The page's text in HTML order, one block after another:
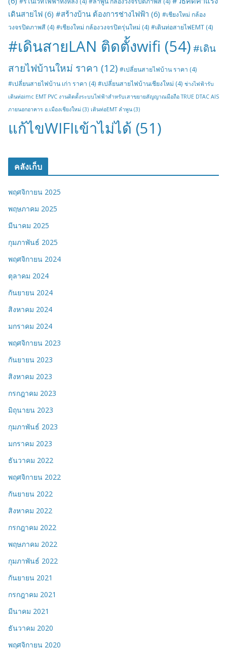
เดินสายไฟ (6) #สร้างบ้าน ต้องการช่างไฟฟ้า (6) #เชียงใหม่ กล้อง
วงจรปิดภาพสี (4) #เชียงใหม่ กล้องวงจรปิดรุ่นใหม่ (4) #เดินท่อสายไฟEMT (4)
#เดินสายLAN ติดตั้งwifi (54) #เดิน
สายไฟบ้านใหม่ ราคา (12) #เปลี่ยนสายไฟบ้าน ราคา (4)
#เปลี่ยนสายไฟบ้าน เก่า ราคา (4) #เปลี่ยนสายไฟบ้านเชียงใหม่ (4) ช่างไฟฟ้ารับ
เดินท่อimc EMT PVC งานติดตั้งระบบไฟฟ้าสำหรับเสาขยายสัญญาณมือถือ TRUE DTAC AIS
ภายนอกอาคาร อ.เมืองเชียงใหม่ (3) เดินท่อEMT ลำพูน (3)
แก้ไขWIFIเข้าไม่ได้ (51)
คลังเก็บ
พฤศจิกายน 2025
พฤษภาคม 2025
มีนาคม 2025
กุมภาพันธ์ 2025
พฤศจิกายน 2024
ตุลาคม 2024
กันยายน 2024
สิงหาคม 2024
มกราคม 2024
พฤศจิกายน 2023
กันยายน 2023
สิงหาคม 2023
กรกฎาคม 2023
มิถุนายน 2023
กุมภาพันธ์ 2023
มกราคม 2023
ธันวาคม 2022
พฤศจิกายน 2022
กันยายน 2022
สิงหาคม 2022
กรกฎาคม 2022
พฤษภาคม 2022
กุมภาพันธ์ 2022
กันยายน 2021
กรกฎาคม 2021
มีนาคม 2021
ธันวาคม 2020
พฤศจิกายน 2020